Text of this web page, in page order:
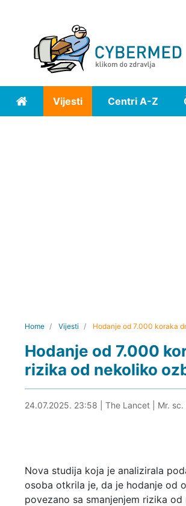
Home Vijesti Centri A-Z
Home Vijesti Hodanje od 7.000 koraka
Hodanje od 7.000
rizika od nekoliko
25.07.2025. 01:51
24.07.2025. 23:58 The Lancet| Mr.
Nova studija koja je analizirala
osoba otkrila je, da je hodanje od
povezano sa smanjenjem rizika